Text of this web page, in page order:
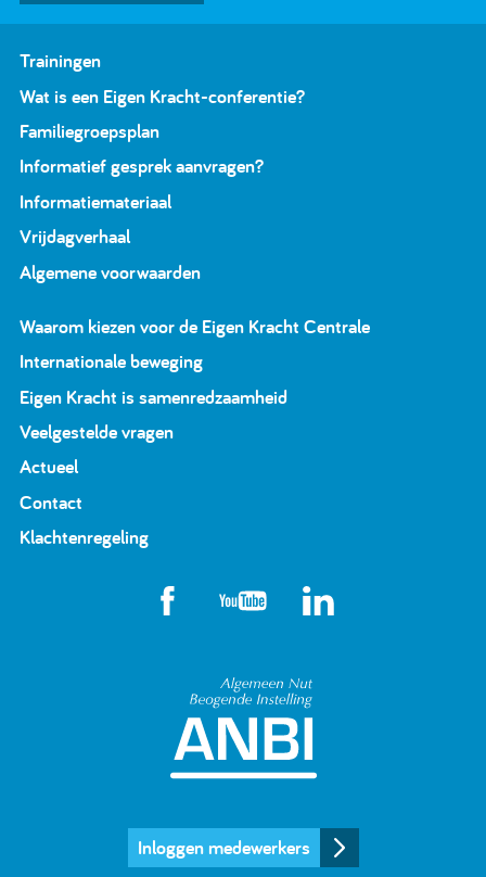
Trainingen
Wat is een Eigen Kracht-conferentie?
Familiegroepsplan
Informatief gesprek aanvragen?
Informatiemateriaal
Vrijdagverhaal
Algemene voorwaarden
Waarom kiezen voor de Eigen Kracht Centrale
Internationale beweging
Eigen Kracht is samenredzaamheid
Veelgestelde vragen
Actueel
Contact
Klachtenregeling
Inloggen medewerkers